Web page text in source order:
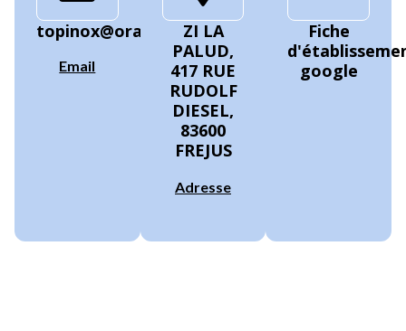
topinox@orange.fr
Email
ZI LA
PALUD,
417 RUE
RUDOLF
DIESEL,
83600
FREJUS
Adresse
Fiche
google